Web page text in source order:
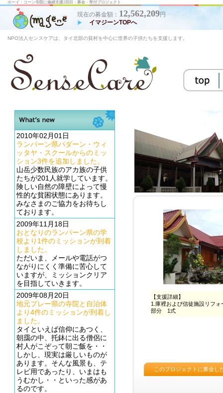
ホーイ・コーン寺院に修繕支援2回目：募金・寄付プロジェクト
現在の募金額： 12,562,209円
イマジーンTOPへ
NPO法人センスケアは、タイ北部の貧村を中心に世界の子供たちを支援します。
2010年02月01日
ランパーン県パダーン・ウィ
ッタヤ・スクールからのミッ
ション3件を追加しました。
山岳少数民族のアカ族の子供
たちが201人就学しています。
険しい自然の障壁によって慢
性的な貧困状態にあります。
みなさまのご協力をお待ちし
ております。
2009年11月18日
おとなりのランパーン県の学
校より1件のミッションが到着
しました。
ただいま、メールや電話がつ
ながりにくく準備に苦心して
いますが、ミッションクリア
を目指していきます。
2009年08月20日
地元プレー県の寺院と自治体
より4件のミッションが到着し
ました。
タイといえば信仰にあつく、
朝靄の中、托鉢に出る僧侶に
村人がこぞって朝ご飯を・・
しかし、現実は厳しいものが
あります。そんな風景も、テ
レビ用であったり、いまはも
うむかし・・といった感があ
るのです。